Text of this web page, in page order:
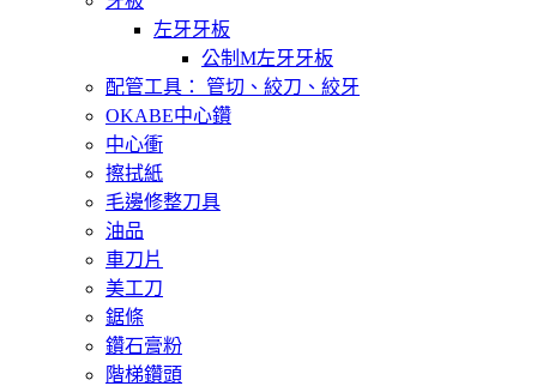
左牙牙板
公制M左牙牙板
配管工具： 管切、絞刀、絞牙
OKABE中心鑽
中心衝
擦拭紙
毛邊修整刀具
油品
車刀片
美工刀
鋸條
鑽石膏粉
階梯鑽頭